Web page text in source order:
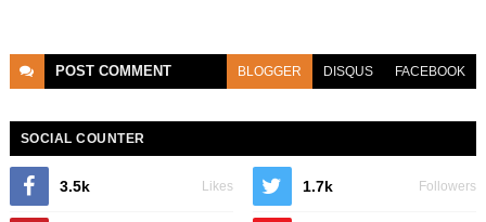
POST COMMENT BLOGGER DISQUS FACEBOOK
SOCIAL COUNTER
3.5k Likes 1.7k Followers